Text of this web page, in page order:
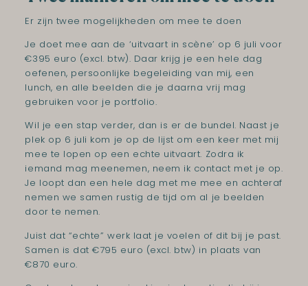
Er zijn twee mogelijkheden om mee te doen
Je doet mee aan de ‘uitvaart in scène’ op 6 juli voor
€395 euro (excl. btw). Daar krijg je een hele dag
oefenen, persoonlijke begeleiding van mij, een
lunch, en alle beelden die je daarna vrij mag
gebruiken voor je portfolio.
Wil je een stap verder, dan is er de bundel. Naast je
plek op 6 juli kom je op de lijst om een keer met mij
mee te lopen op een echte uitvaart. Zodra ik
iemand mag meenemen, neem ik contact met je op.
Je loopt dan een hele dag met me mee en achteraf
nemen we samen rustig de tijd om al je beelden
door te nemen.
Juist dat “echte” werk laat je voelen of dit bij je past.
Samen is dat €795 euro (excl. btw) in plaats van
€870 euro.